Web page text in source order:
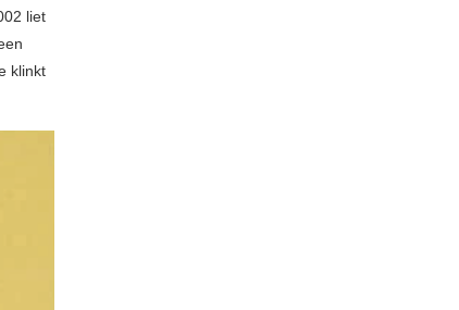
liet
klinkt